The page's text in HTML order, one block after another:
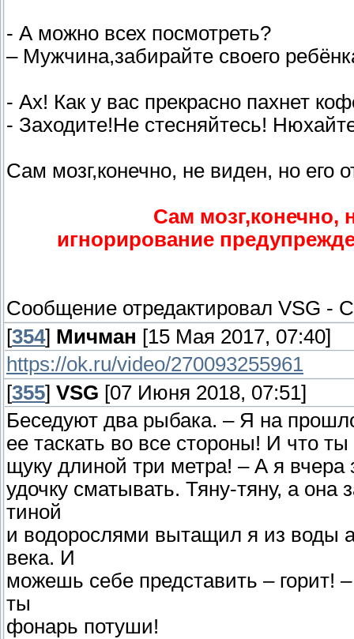
- А можно всех посмотреть?
– Мужчина,забирайте своего
- Ах! Как у вас прекрасно пахнет
- Заходите!Не стесняйтесь!
Сам мозг,конечно, не виден, но его
Сам мозг,конечно,
игнорирование
Сообщение отредактировал VSG -
[354] Мичман [15 Мая 2017, 07:40]
https://ok.ru/video/270093255961
[355] VSG [07 Июня 2018, 07:51]
Беседуют два рыбака. – Я на
ее таскать во все стороны! И что
щуку длиной три метра! – А я вчера
удочку сматывать. Тяну-тяну, а она
тиной
и водорослями вытащил я из воды
века. И
можешь себе представить – горит!
ты
фонарь потуши!